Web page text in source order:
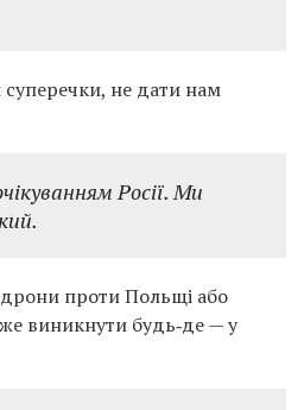
суперечки, не дати нам
Росії. Ми
проти Польщі або
виникнути будь‑де — у